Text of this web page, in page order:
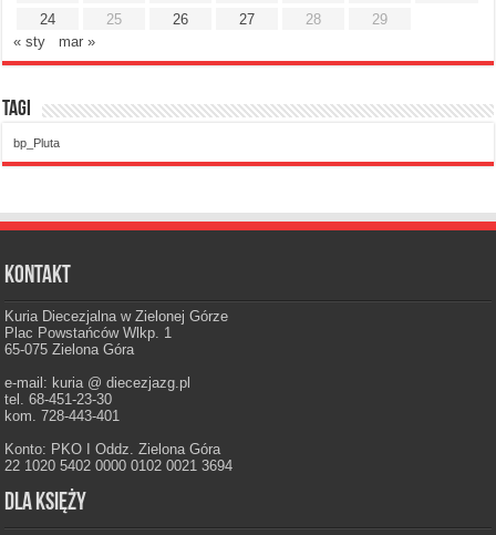
24
25 26 27 28
29
« sty
mar »
Tagi
bp_Pluta
Kontakt
Kuria Diecezjalna w Zielonej Górze
Plac Powstańców Wlkp. 1
65-075 Zielona Góra
e-mail: kuria @ diecezjazg.pl
tel. 68-451-23-30
kom. 728-443-401
Konto: PKO I Oddz. Zielona Góra
22 1020 5402 0000 0102 0021 3694
Dla księży